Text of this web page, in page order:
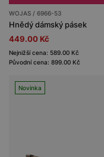
WOJAS / 6966-53
Hnědý dámský pásek
449.00 Kč
Nejnižší cena: 589.00 Kč
Původní cena: 899.00 Kč
Novinka